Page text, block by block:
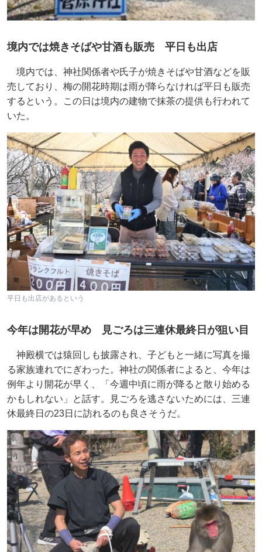
境内では焼きそばや甘酒も販売 平日も出店
境内では、神社関係者や氏子が焼きそばや甘酒などを販
売しており、梅の開花時期は雨が降らなければ平日も販売
するという。この日は境内の建物で抹茶の提供も行われて
いた。
平日も出店があるという
今年は開花が早め 見ごろは三連休最終日が狙い目
神殿横では猿回しも披露され、子どもと一緒に写真を撮
る家族連れでにぎわった。神社の関係者によると、今年は
例年より開花が早く、「今週中頃に雨が降ると散り始める
かもしれない」と話す。見ごろを逃さないためには、三連
休最終日の23日に訪れるのも良さそうだ。